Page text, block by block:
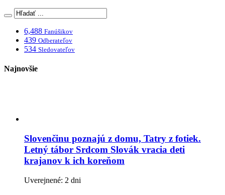
6,488 Fanúšikov
439 Odberateľov
534 Sledovateľov
Najnovšie
Slovenčinu poznajú z domu, Tatry z fotiek.
Letný tábor Srdcom Slovák vracia deti
krajanov k ich koreňom
Uverejnené: 2 dni